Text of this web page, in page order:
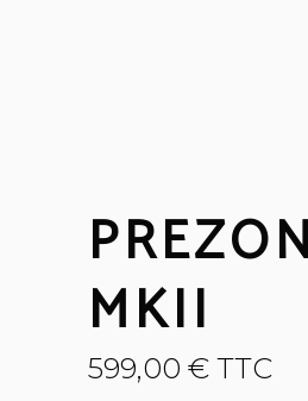
MKII
599,00 € TTC